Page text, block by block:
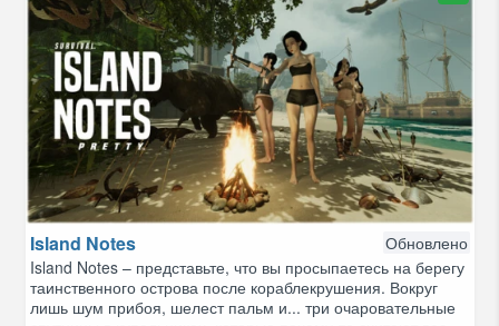
Island Notes
Обновлено
Island Notes – представьте, что вы просыпаетесь на берегу
таинственного острова после кораблекрушения. Вокруг
лишь шум прибоя, шелест пальм и... три очаровательные